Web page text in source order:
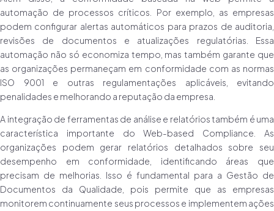
automação de processos críticos. Por exemplo, as empresas
podem configurar alertas automáticos para prazos de auditoria,
revisões de documentos e atualizações regulatórias. Essa
automação não só economiza tempo, mas também garante que
as organizações permaneçam em conformidade com as normas
ISO 9001 e outras regulamentações aplicáveis, evitando
penalidades e melhorando a reputação da empresa.
A integração de ferramentas de análise e relatórios também é uma
característica importante do Web-based Compliance. As
organizações podem gerar relatórios detalhados sobre seu
desempenho em conformidade, identificando áreas que
precisam de melhorias. Isso é fundamental para a Gestão de
Documentos da Qualidade, pois permite que as empresas
monitorem continuamente seus processos e implementem ações